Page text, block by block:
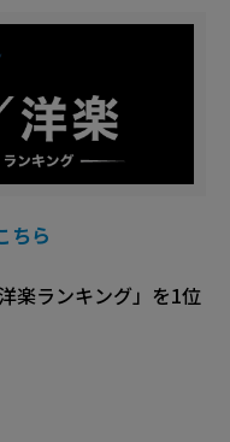
ちら
楽ランキング」を1位